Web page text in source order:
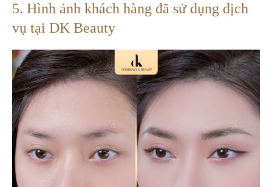
5. Hình ảnh khách hàng đã sử dụng dịch
vụ tại DK Beauty